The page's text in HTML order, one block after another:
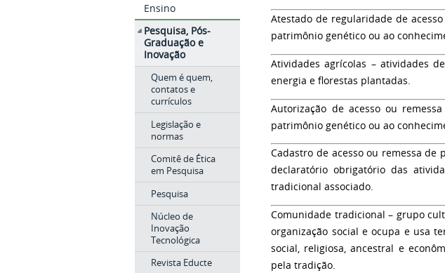
Ensino
Pesquisa, Pós-
Graduação e
Inovação
Quem é quem,
contatos e
currículos
Legislação e
normas
Comitê de Ética
em Pesquisa
Pesquisa
Núcleo de
Inovação
Tecnológica
Revista Educte
Atestado de regularidade de acesso
patrimônio genético ou ao
Atividades agrícolas – atividades
energia e florestas plantadas.
Autorização de acesso ou remessa
patrimônio genético ou ao
Cadastro de acesso ou remessa
declaratório obrigatório das
tradicional associado.
Comunidade tradicional – grupo
organização social e ocupa e usa
social, religiosa, ancestral e
pela tradição.